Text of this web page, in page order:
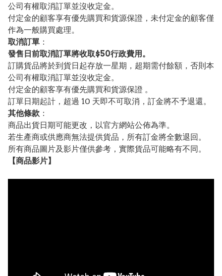
公司有權取消訂單並沒收定金。
付定金的顧客享有優先購買和貨源保證，未付定金的顧客僅
作為一般購買處理。
取消訂單 ：
發售日前取消訂單將收取$50行政費用。
訂購貨品將於到貨日起存放一星期，超期需付餘額，否則本
公司有權取消訂單並沒收定金。
付定金的顧客享有優先購買和貨源保證 。
訂單日期起計，超過 10 天即不可取消，訂金將不予退還。
其他條款 ：
商品出貨日期可能更改，以官方網站公佈為準。
若生產商或供應商無法提供貨品，所有訂金將全數退回。
所有商品圖片及影片僅供參考，實際貨品可能略有不同。
【商品影片】